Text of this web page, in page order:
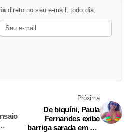
direto no seu e-mail, todo dia.
Próxima
De biquíni, Paula
Fernandes exibe
barriga sarada em dia